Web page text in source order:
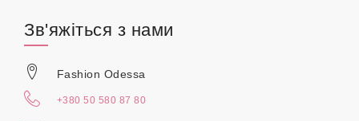
Зв'яжіться з нами
Fashion Odessa
+380 50 580 87 80